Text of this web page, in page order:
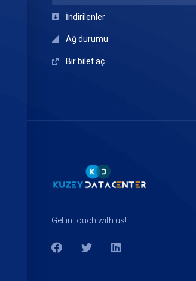
İndirilenler
Ağ durumu
Bir bilet aç
Get in touch with us!